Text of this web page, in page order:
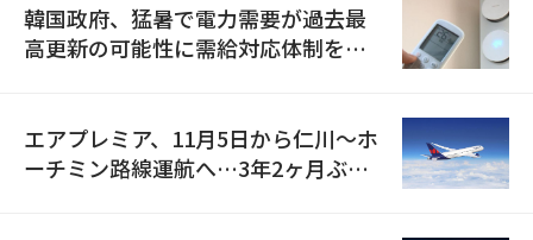
韓国政府、猛暑で電力需要が過去最
高更新の可能性に需給対応体制を点
エアプレミア、11月5日から仁川〜ホ
ーチミン路線運航へ…3年2ヶ月ぶり